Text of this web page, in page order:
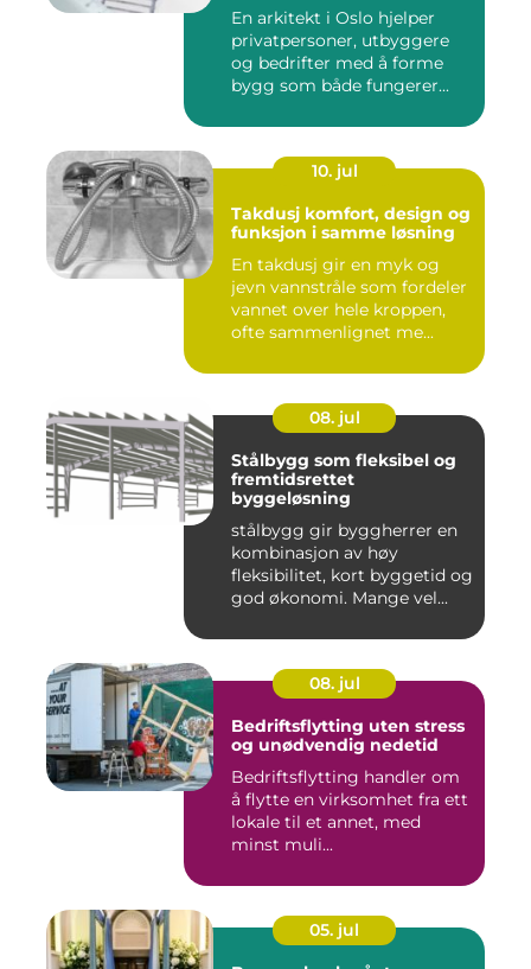
En arkitekt i Oslo hjelper
privatpersoner, utbyggere
og bedrifter med å forme
bygg som både fungerer...
10. jul
Takdusj komfort, design og
funksjon i samme løsning
En takdusj gir en myk og
jevn vannstråle som fordeler
vannet over hele kroppen,
ofte sammenlignet me...
08. jul
Stålbygg som fleksibel og
fremtidsrettet
byggeløsning
stålbygg gir byggherrer en
kombinasjon av høy
fleksibilitet, kort byggetid og
god økonomi. Mange vel...
08. jul
Bedriftsflytting uten stress
og unødvendig nedetid
Bedriftsflytting handler om
å flytte en virksomhet fra ett
lokale til et annet, med
minst muli...
05. jul